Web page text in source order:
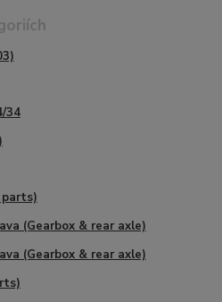
34
(Gearbox & rear axle)
(Gearbox & rear axle)